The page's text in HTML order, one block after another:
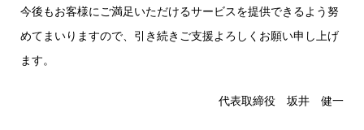
今後もお客様にご満足いただけるサービスを提供できるよう努
めてまいりますので、引き続きご支援よろしくお願い申し上げ
ます。
代表取締役 坂井 健一